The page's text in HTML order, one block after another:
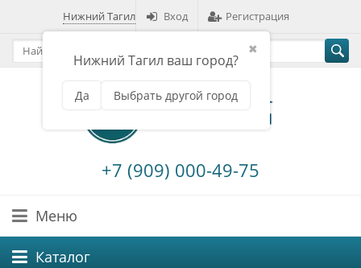
Нижний Тагил
✖
Нижний Тагил ваш город?
Да Выбрать другой город
Вход Регистрация
+7 (909) 000-49-75
Меню
Каталог